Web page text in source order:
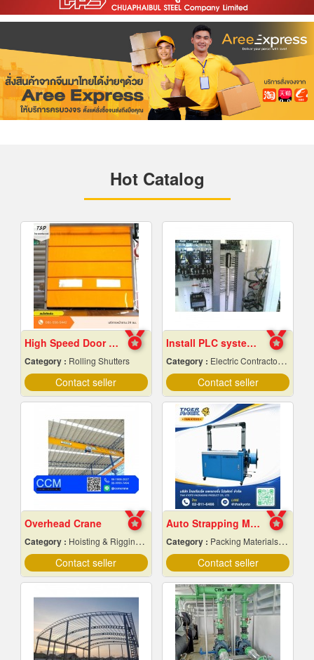
Hot Catalog
High Speed ​​Door Samut Prakan
Category : Rolling Shutters
Contact seller
Install PLC system Rayong
Category : Electric Contractors-Industrial & Residential
Contact seller
Overhead Crane
Category : Hoisting & Rigging Equipment
Contact seller
Auto Strapping Machine
Category : Packing Materials-Mechanical
Contact seller